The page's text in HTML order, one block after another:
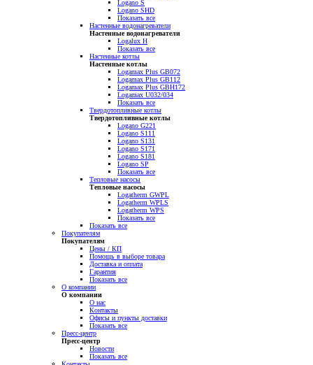
Logano S
Logano SHD
Показать все
Настенные водонагреватели
Настенные водонагреватели
Logalux H
Показать все
Настенные котлы
Настенные котлы
Logamax Plus GB072
Logamax Plus GB112
Logamax Plus GBH172
Logamax U032/034
Показать все
Твердотопливные котлы
Твердотопливные котлы
Logano G221
Logano S111
Logano S131
Logano S171
Logano S181
Logano SP
Показать все
Тепловые насосы
Тепловые насосы
Logatherm GWPL
Logatherm WPLS
Logatherm WPS
Показать все
Показать все
Покупателям
Покупателям
Цены / КП
Помощь в выборе товара
Доставка и оплата
Гарантия
Показать все
О компании
О компании
О нас
Контакты
Офисы и пункты доставки
Показать все
Пресс-центр
Пресс-центр
Новости
Показать все